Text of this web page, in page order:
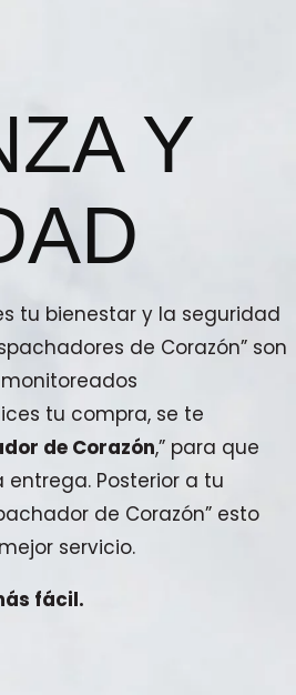
Y
tu bienestar y la seguridad
de Corazón” son
tu compra, se te
de Corazón,” para que
Posterior a tu
de Corazón” esto
servicio.
fácil.